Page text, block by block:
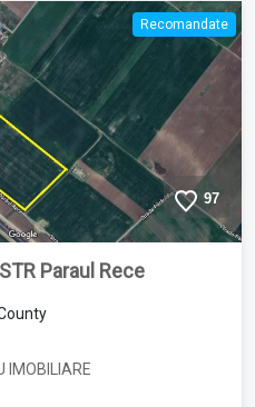
Recomandate
97
Paraul Rece
IMOBILIARE